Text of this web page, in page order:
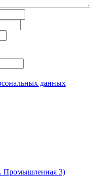
данных
Промышленная 3)